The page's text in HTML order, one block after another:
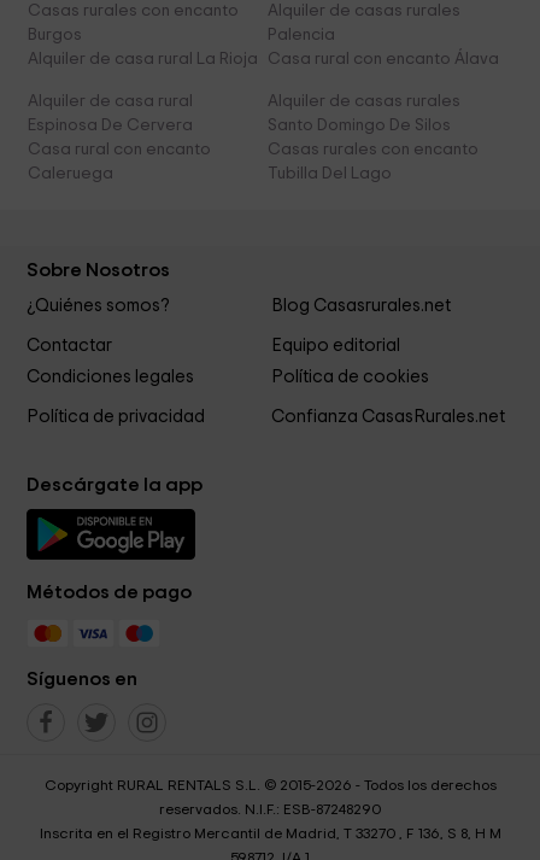
Casas rurales con encanto
Burgos
Alquiler de casas rurales
Palencia
Alquiler de casa rural La Rioja
Casa rural con encanto Álava
Alquiler de casa rural
Espinosa De Cervera
Alquiler de casas rurales
Santo Domingo De Silos
Casa rural con encanto
Caleruega
Casas rurales con encanto
Tubilla Del Lago
Sobre Nosotros
¿Quiénes somos? Blog Casasrurales.net
Contactar
Equipo editorial
Condiciones legales
Política de cookies
Política de privacidad Confianza CasasRurales.net
Descárgate la app
Métodos de pago
Síguenos en
Copyright RURAL RENTALS S.L. © 2015-2026 - Todos los derechos
reservados. N.I.F.: ESB-87248290
Inscrita en el Registro Mercantil de Madrid, T 33270 , F 136, S 8, H M
598712, I/A 1